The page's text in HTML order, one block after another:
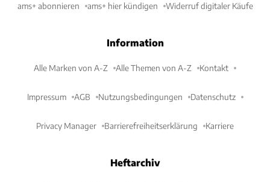
ams+ abonnieren ams+ hier kündigen Widerruf digitaler Käufe
Information
Alle Marken von A-Z Alle Themen von A-Z Kontakt
Impressum AGB Nutzungsbedingungen Datenschutz
Privacy Manager Barrierefreiheitserklärung Karriere
Heftarchiv